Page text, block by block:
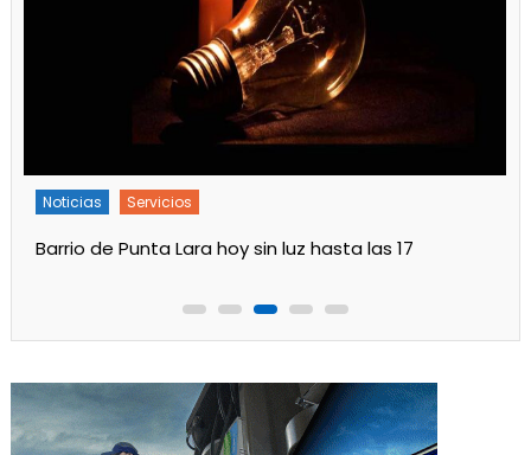
Noticias Servicios
Barrio de Punta Lara hoy sin luz hasta las 17